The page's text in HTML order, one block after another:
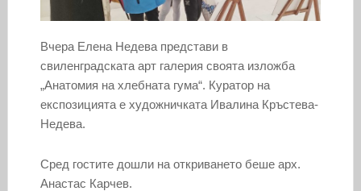
Вчера Елена Недева представи в
свиленградската арт галерия своята изложба
„Анатомия на хлебната гума“. Куратор на
експозицията е художничката Ивалина Кръстева-
Недева.
Сред гостите дошли на откриването беше арх.
Анастас Карчев.